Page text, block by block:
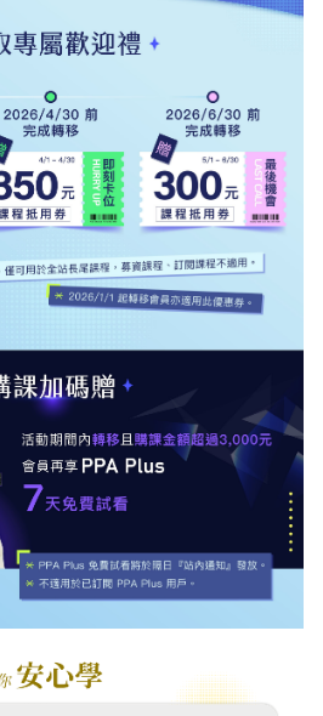
：購買課程後 7 天內且觀看篇數 3
全額退款。提供轉移用戶「先試後
找到適合自己的 PPA 嚴選課程。